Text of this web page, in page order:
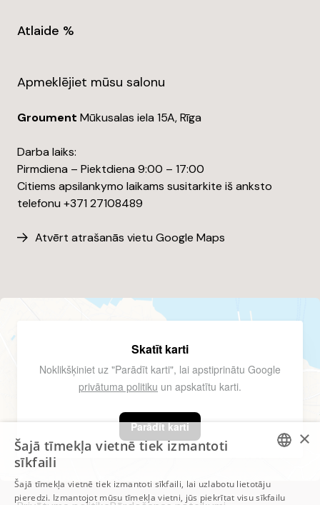
Atlaide %
Apmeklējiet mūsu salonu
Groument Mūkusalas iela 15A, Rīga
Darba laiks:
Pirmdiena – Piektdiena 9:00 – 17:00
Citiems apsilankymo laikams susitarkite iš anksto
telefonu +371 27108489
Atvērt atrašanās vietu Google Maps
Skatīt karti
Noklikšķiniet uz "Parādīt karti", lai apstiprinātu Google
privātuma politiku un apskatītu karti.
Parādīt karti
ESTONIAN
×
Šajā tīmekļa vietnē tiek izmantoti
sīkfaili
Šajā tīmekļa vietnē tiek izmantoti sīkfaili, lai uzlabotu lietotāju
pieredzi. Izmantojot mūsu tīmekļa vietni, jūs piekrītat visu sīkfailu